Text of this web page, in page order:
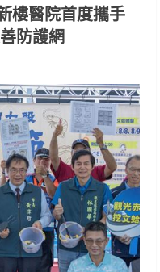
樓醫院首度攜手
防護網